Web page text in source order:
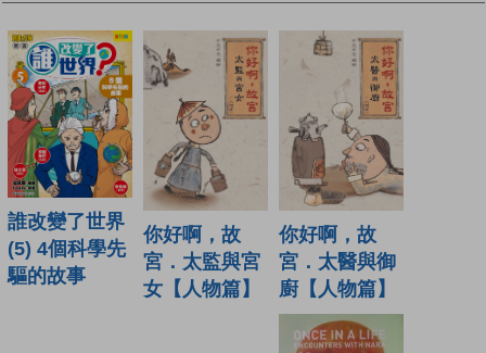
誰改變了世界
(5) 4個科學先
驅的故事
你好啊，故
宮．太監與宮
女【人物篇】
你好啊，故
宮．太醫與御
廚【人物篇】